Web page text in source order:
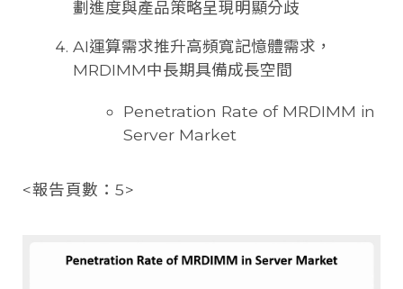
劃進度與產品策略呈現明顯分歧
AI運算需求推升高頻寬記憶體需求，
MRDIMM中長期具備成長空間
Penetration Rate of MRDIMM in
Server Market
<報告頁數：5>